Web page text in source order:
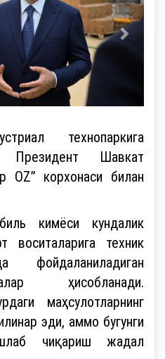
технопаркига
Шавкат
OZ” корхонаси билан
кимёси кундалик
воситаларига техник
фойдаланиладиган
ҳисобланади.
маҳсулотларнинг
эди, аммо бугунги
чиқариш жадал